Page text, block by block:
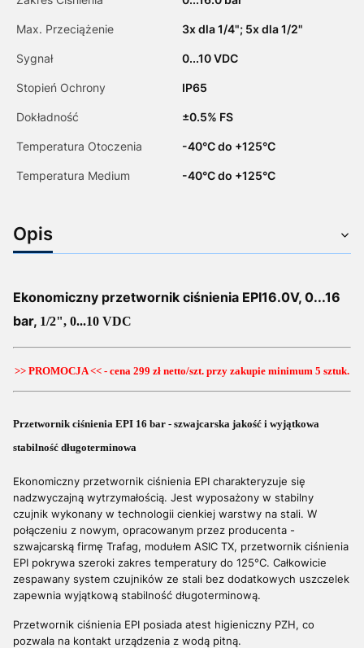
Max. Przeciążenie 3x dla 1/4"; 5x dla 1/2"
Sygnał 0...10 VDC
Stopień Ochrony IP65
Dokładność ­±0.5% FS
Temperatura Otoczenia -40°C do +125°C
Temperatura Medium -40°C do +125°C
Opis
Ekonomiczny przetwornik ciśnienia EPI16.0V, 0...16
bar, 1/2", 0...10 VDC
>> PROMOCJA << - cena 299 zł netto/szt. przy zakupie minimum 5 sztuk.
Przetwornik ciśnienia EPI 16 bar - szwajcarska jakość i wyjątkowa
stabilność długoterminowa
Ekonomiczny przetwornik ciśnienia EPI charakteryzuje się
nadzwyczajną wytrzymałością. Jest wyposażony w stabilny
czujnik wykonany w technologii cienkiej warstwy na stali. W
połączeniu z nowym, opracowanym przez producenta -
szwajcarską firmę Trafag, modułem ASIC TX, przetwornik ciśnienia
EPI pokrywa szeroki zakres temperatury do 125°C. Całkowicie
zespawany system czujników ze stali bez dodatkowych uszczelek
zapewnia wyjątkową stabilność długoterminową.
Przetwornik ciśnienia EPI posiada atest higieniczny PZH, co
pozwala na kontakt urządzenia z wodą pitną.